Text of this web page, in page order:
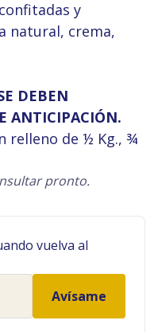
de
€
y
natural, crema,
DEBEN
ANTICIPACIÓN.
relleno de ½ Kg., ¾
pronto.
vuelva al
Avísame